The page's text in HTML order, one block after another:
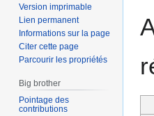
Version imprimable
Lien permanent
Informations sur la page
Citer cette page
Parcourir les propriétés
Big brother
Pointage des
contributions